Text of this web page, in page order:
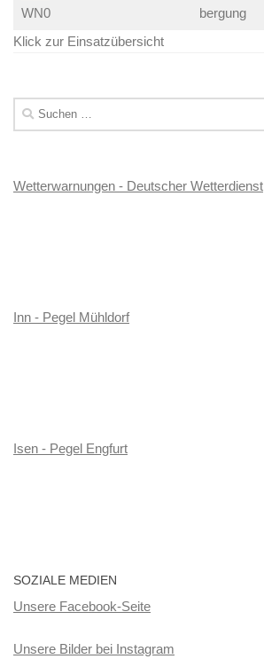
WN0
bergung
Klick zur Einsatzübersicht
Suchen
nach:
Wetterwarnungen - Deutscher Wetterdienst
Inn - Pegel Mühldorf
Isen - Pegel Engfurt
SOZIALE MEDIEN
Unsere Facebook-Seite
Unsere Bilder bei Instagram